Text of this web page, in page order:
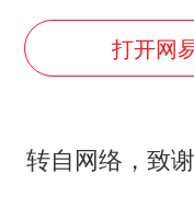
打开网
转自网络，致